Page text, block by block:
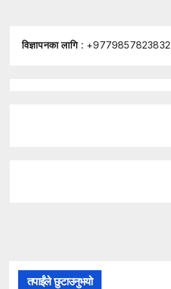
विज्ञापनका लागि: +9779857823832
तपाईंले छुटाउनुभयो